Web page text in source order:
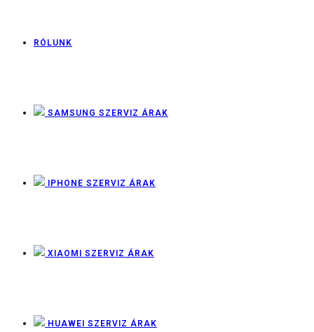
RÓLUNK
SAMSUNG SZERVIZ ÁRAK
IPHONE SZERVIZ ÁRAK
XIAOMI SZERVIZ ÁRAK
HUAWEI SZERVIZ ÁRAK